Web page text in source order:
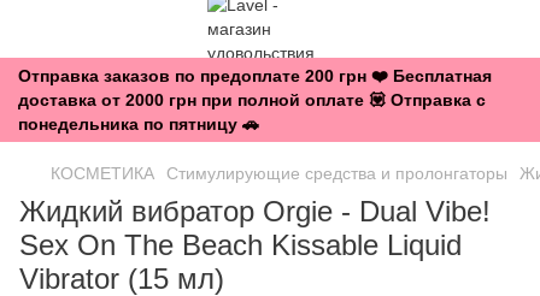
Отправка заказов по предоплате 200 грн ❤️ Бесплатная
доставка от 2000 грн при полной оплате 💟 Отправка с
понедельника по пятницу 🚗
КОСМЕТИКА Стимулирующие средства и пролонгаторы
Жидкий вибратор Orgie - Dual Vibe!
Sex On The Beach Kissable Liquid
Vibrator (15 мл)